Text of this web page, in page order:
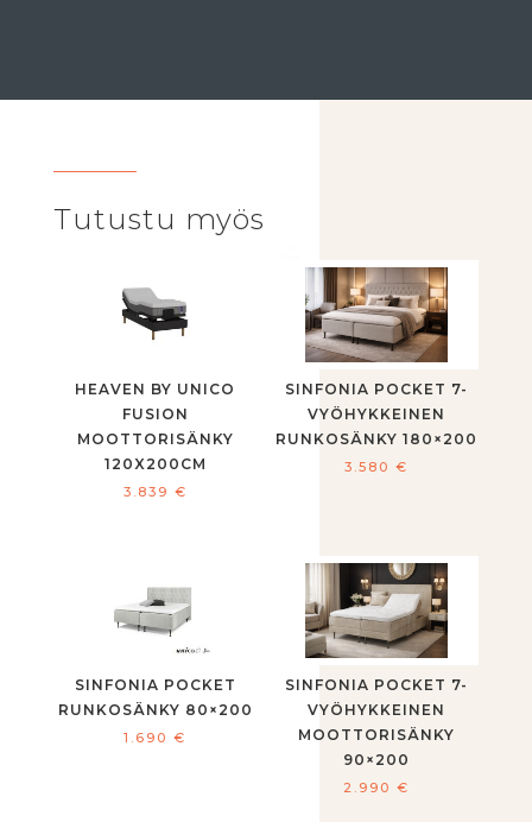
Tutustu myös
HEAVEN BY UNICO
FUSION
MOOTTORISÄNKY
120X200CM
3.839 €
SINFONIA POCKET 7-
VYÖHYKKEINEN
RUNKOSÄNKY 180×200
3.580€
SINFONIA POCKET
RUNKOSÄNKY 80×200
1.690€
SINFONIA POCKET 7-
VYÖHYKKEINEN
MOOTTORISÄNKY
90×200
2.990€